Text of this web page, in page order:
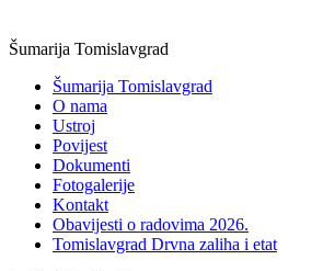
Šumarija Tomislavgrad
Šumarija Tomislavgrad
O nama
Ustroj
Povijest
Dokumenti
Fotogalerije
Kontakt
Obavijesti o radovima 2026.
Tomislavgrad Drvna zaliha i etat